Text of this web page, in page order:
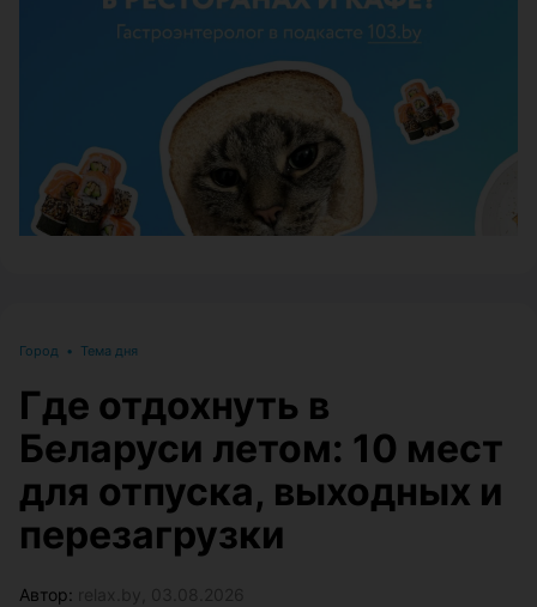
Город • Тема дня
Где отдохнуть в
Беларуси летом: 10 мест
для отпуска, выходных и
перезагрузки
Автор: